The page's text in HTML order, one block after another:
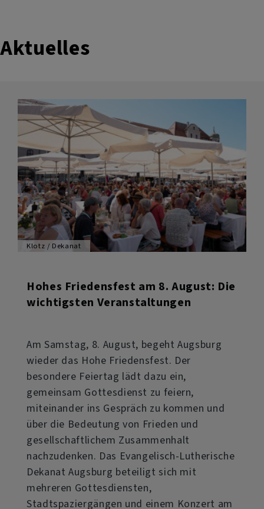
Aktuelles
Klotz / Dekanat
Hohes Friedensfest am 8. August: Die
wichtigsten Veranstaltungen
Am Samstag, 8. August, begeht Augsburg
wieder das Hohe Friedensfest. Der
besondere Feiertag lädt dazu ein,
gemeinsam Gottesdienst zu feiern,
miteinander ins Gespräch zu kommen und
über die Bedeutung von Frieden und
gesellschaftlichem Zusammenhalt
nachzudenken. Das Evangelisch-Lutherische
Dekanat Augsburg beteiligt sich mit
mehreren Gottesdiensten,
Stadtspaziergängen und einem Konzert am